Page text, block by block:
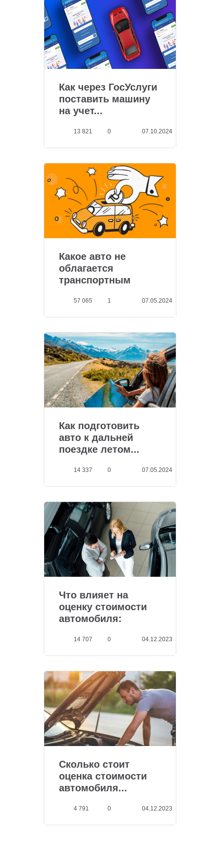
Как через ГосУслуги
поставить машину
на учет...
13 821 0 07.10.2024
Какое авто не
облагается
транспортным
57 065 1 07.05.2024
Как подготовить
авто к дальней
поездке летом...
14 337 0 07.05.2024
Что влияет на
оценку стоимости
автомобиля:
14 707 0 04.12.2023
Сколько стоит
оценка стоимости
автомобиля...
4 791 0 04.12.2023